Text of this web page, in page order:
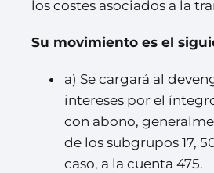
los costes asociados a la
Su movimiento es el
a) Se cargará al
intereses por el
con abono,
de los subgrupos 17,
caso, a la cuenta 475.